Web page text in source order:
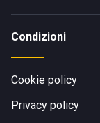
Condizioni
Cookie policy
Privacy policy